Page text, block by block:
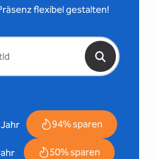
flexibel gestalten!
94% sparen
50% sparen